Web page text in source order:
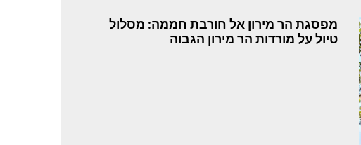
מפסגת הר מירון אל חורבת חממה: מסלול
טיול על מורדות הר מירון הגבוה